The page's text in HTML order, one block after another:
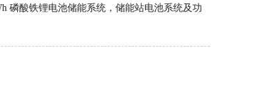
磷酸铁锂电池储能系统，储能站电池系统及功